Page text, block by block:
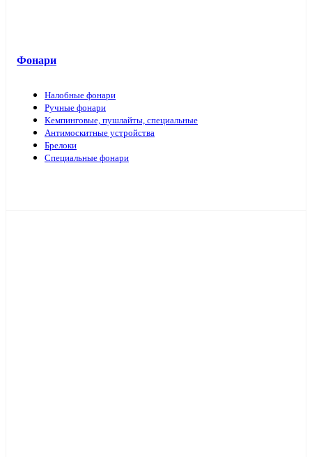
Фонари
Налобные фонари
Ручные фонари
Кемпинговые, пушлайты, специальные
Антимоскитные устройства
Брелоки
Специальные фонари